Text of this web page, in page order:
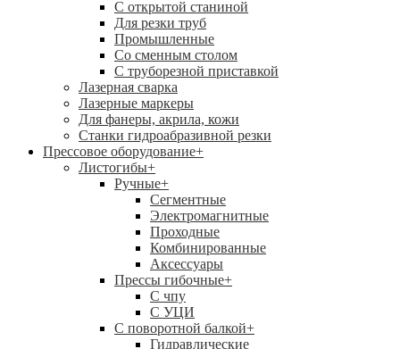
С открытой станиной
Для резки труб
Промышленные
Со сменным столом
С труборезной приставкой
Лазерная сварка
Лазерные маркеры
Для фанеры, акрила, кожи
Станки гидроабразивной резки
Прессовое оборудование+
Листогибы+
Ручные+
Сегментные
Электромагнитные
Проходные
Комбинированные
Аксессуары
Прессы гибочные+
C чпу
С УЦИ
С поворотной балкой+
Гидравлические